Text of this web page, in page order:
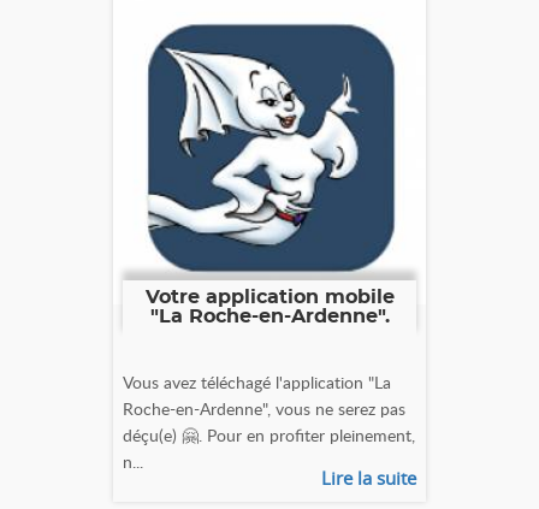
Votre application mobile
"La Roche-en-Ardenne".
Vous avez téléchagé l'application "La
Roche-en-Ardenne", vous ne serez pas
déçu(e) 🤗. Pour en profiter pleinement,
n...
Lire la suite